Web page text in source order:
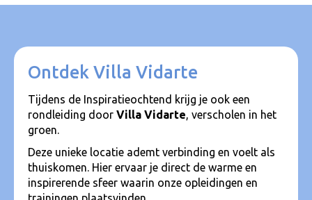
Ontdek Villa Vidarte
Tijdens de Inspiratieochtend krijg je ook een
rondleiding door Villa Vidarte, verscholen in het
groen.
Deze unieke locatie ademt verbinding en voelt als
thuiskomen. Hier ervaar je direct de warme en
inspirerende sfeer waarin onze opleidingen en